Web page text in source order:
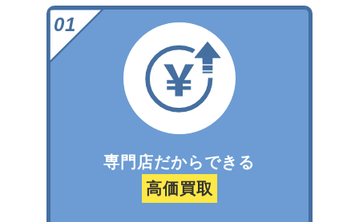
専門店だからできる
高価買取